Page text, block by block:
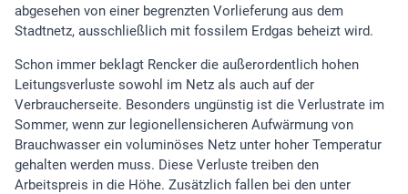
abgesehen von einer begrenzten Vorlieferung aus dem
Stadtnetz, ausschließlich mit fossilem Erdgas beheizt wird.
Schon immer beklagt Rencker die außerordentlich hohen
Leitungsverluste sowohl im Netz als auch auf der
Verbraucherseite. Besonders ungünstig ist die Verlustrate im
Sommer, wenn zur legionellensicheren Aufwärmung von
Brauchwasser ein voluminöses Netz unter hoher Temperatur
gehalten werden muss. Diese Verluste treiben den
Arbeitspreis in die Höhe. Zusätzlich fallen bei den unter